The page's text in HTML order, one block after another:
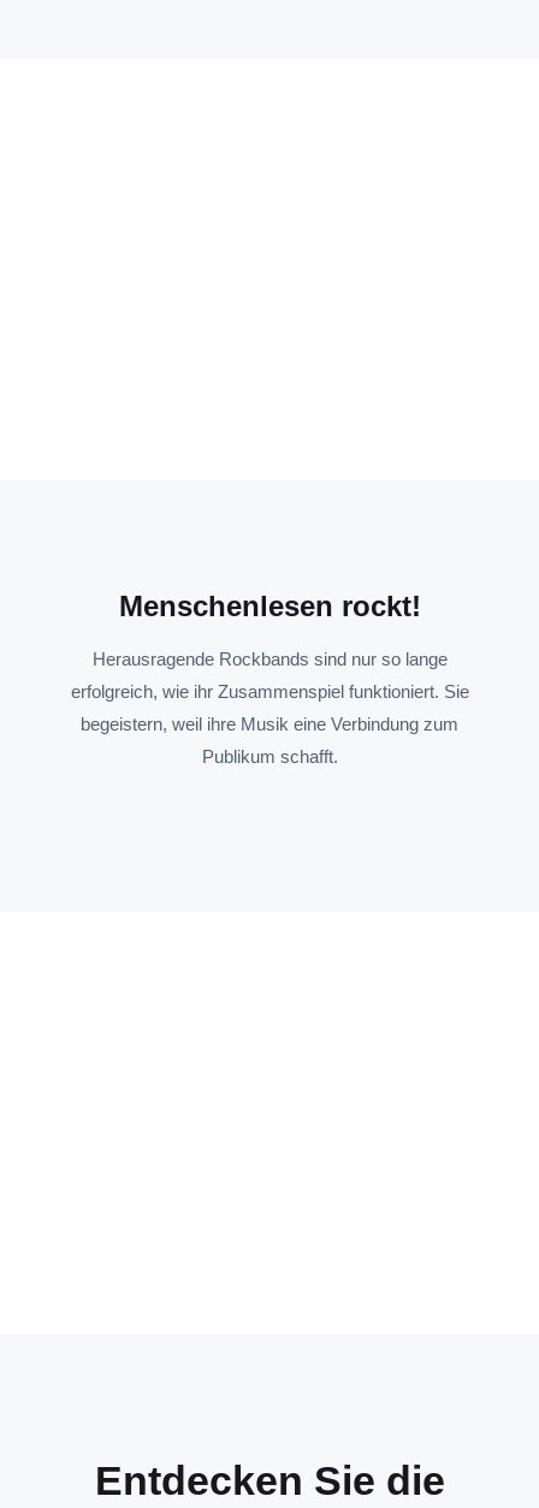
Menschenlesen rockt!
Herausragende Rockbands sind nur so lange
erfolgreich, wie ihr Zusammenspiel funktioniert. Sie
begeistern, weil ihre Musik eine Verbindung zum
Publikum schafft.
Entdecken Sie die